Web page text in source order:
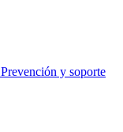
Prevención y soporte